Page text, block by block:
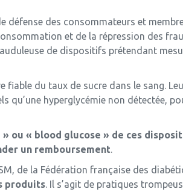
défense des consommateurs et
et de la répression des
de dispositifs prétendant
fiable du taux de sucre dans le sang.
qu’une hyperglycémie non détectée,
ou « blood glucose » de ces
un remboursement.
de la Fédération française des
produits. Il s’agit de pratiques